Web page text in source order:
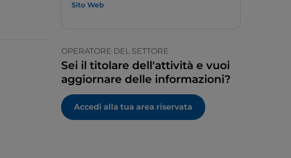
Sito Web
OPERATORE DEL SETTORE
Sei il titolare dell'attività e vuoi
aggiornare delle informazioni?
Accedi alla tua area riservata